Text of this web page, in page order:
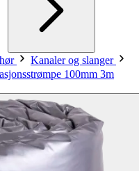
Kanaler og slanger
100mm 3m